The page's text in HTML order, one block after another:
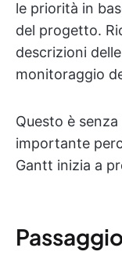
le priorità in
del progetto.
descrizioni
monitoraggio
Questo è
importante
Gantt inizia a